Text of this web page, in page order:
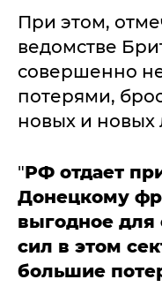
При этом,
ведомстве
совершенно
потерями,
новых и новых
"РФ отдает
Донецкому
выгодное для
сил в этом
большие